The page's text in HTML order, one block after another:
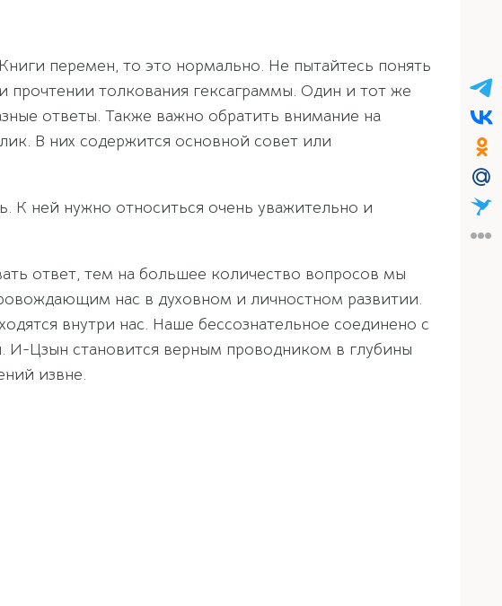
перемен, то это нормально. Не пытайтесь понять
прочтении толкования гексаграммы. Один и тот же
ответы. Также важно обратить внимание на
В них содержится основной совет или
К ней нужно относиться очень уважительно и
ответ, тем на большее количество вопросов мы
нас в духовном и личностном развитии.
внутри нас. Наше бессознательное соединено с
Цзын становится верным проводником в глубины
извне.